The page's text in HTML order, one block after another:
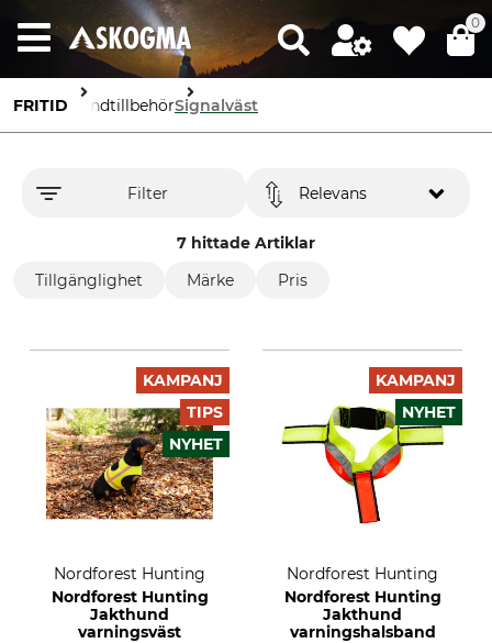
0
FRITID HundtillbehörSignalväst
Filter
7 hittade Artiklar
Relevans
Tillgänglighet Märke Pris
KAMPANJ
TIPS
NYHET
Nordforest Hunting
Nordforest Hunting
Jakthund
varningsväst
KAMPANJ
NYHET
Nordforest Hunting
Nordforest Hunting
Jakthund
varningshalsband